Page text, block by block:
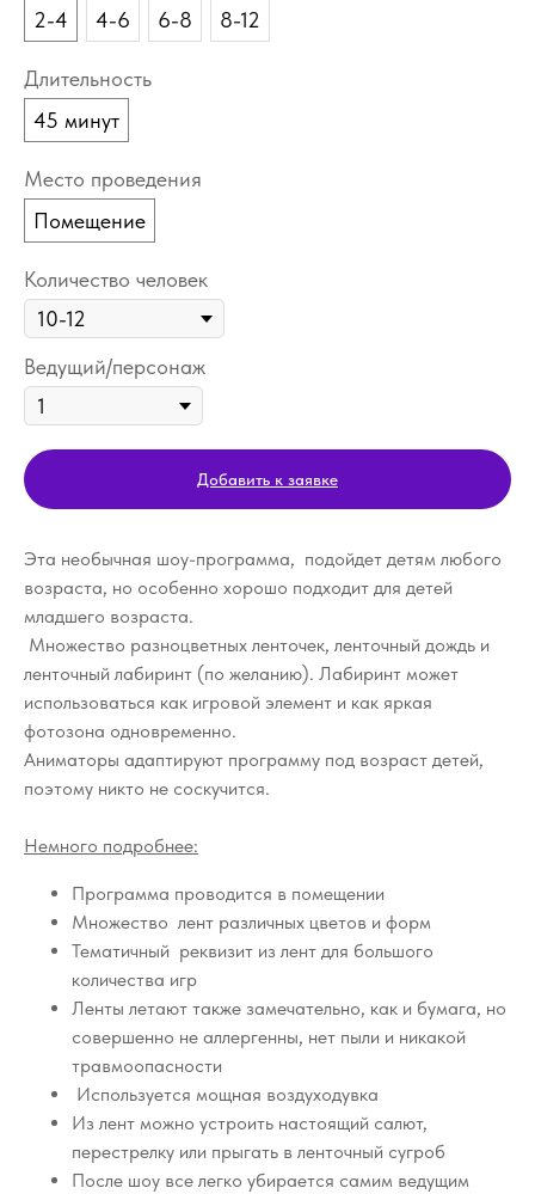
2-4
4-6 6-8 8-12
Длительность
45 минут
Место проведения
Помещение
Количество человек
Ведущий/персонаж
Добавить к заявке
Эта необычная шоу-программа, подойдет детям любого
возраста, но особенно хорошо подходит для детей
младшего возраста.
Множество разноцветных ленточек, ленточный дождь и
ленточный лабиринт (по желанию). Лабиринт может
использоваться как игровой элемент и как яркая
фотозона одновременно.
Аниматоры адаптируют программу под возраст детей,
поэтому никто не соскучится.
Немного подробнее:
Программа проводится в помещении
Множество лент различных цветов и форм
Тематичный реквизит из лент для большого
количества игр
Ленты летают также замечательно, как и бумага, но
совершенно не аллергенны, нет пыли и никакой
травмоопасности
Используется мощная воздуходувка
Из лент можно устроить настоящий салют,
перестрелку или прыгать в ленточный сугроб
После шоу все легко убирается самим ведущим